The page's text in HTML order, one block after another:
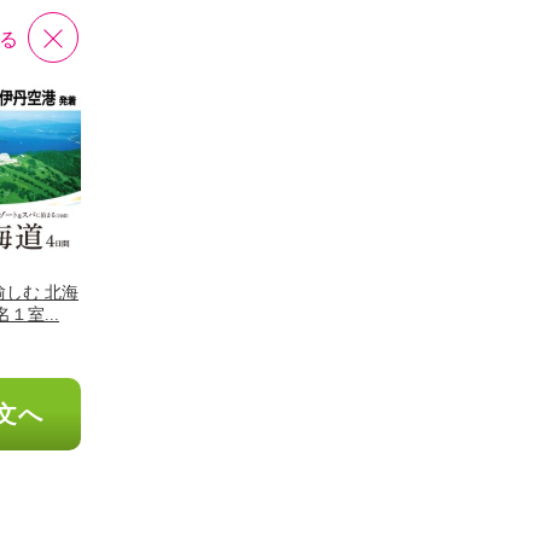
しむ 北海
１室...
へ